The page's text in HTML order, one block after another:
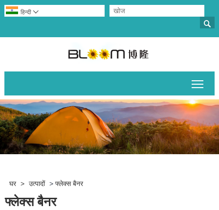

हिन्दी 
घर > उत्पादों > फ्लेक्स बैनर
फ्लेक्स बैनर